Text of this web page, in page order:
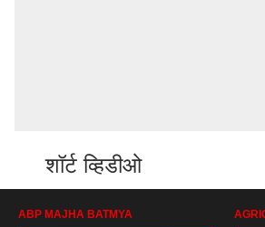
शॉर्ट व्हिडीओ
ABP MAJHA BATMYA